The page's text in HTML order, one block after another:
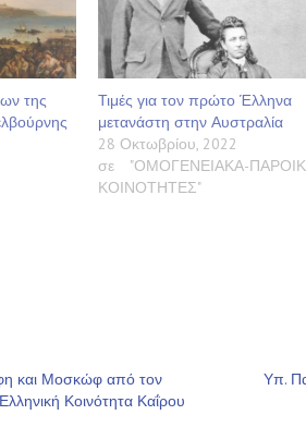
της
Τιμές για τον πρώτο Έλληνα
μετανάστη στην Αυστραλία
28 Οκτωβρίου, 2022
σε "ΟΜΟΓΕΝΕΙΑΚΑ-
ΚΟΙΝΟΤΗΤΕΣ"
και Μοσκώφ από τον
Κοινότητα Καΐρου
Υπ.